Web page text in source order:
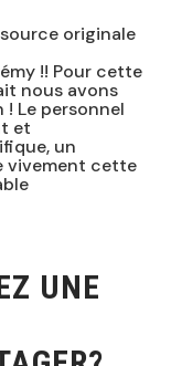
originale
!! Pour cette
nous avons
Le personnel
et
un
vivement cette
UNE